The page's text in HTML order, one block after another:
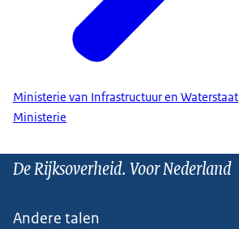
Ministerie van Infrastructuur en Waterstaat
Ministerie
De Rijksoverheid. Voor Nederland
Andere talen